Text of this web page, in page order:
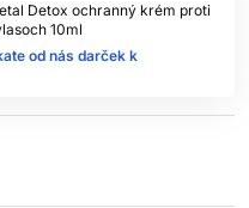
Detox ochranný krém proti
10ml
od nás darček k